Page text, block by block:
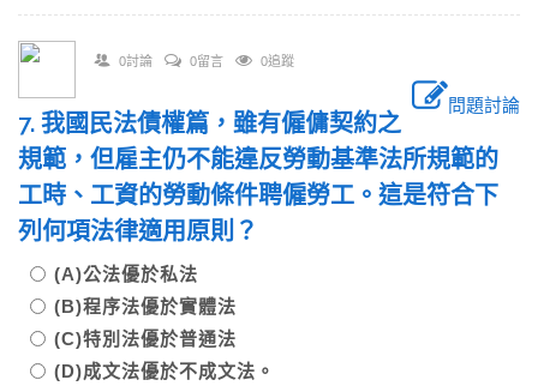
0討論 0留言 0追蹤
問題討論
7. 我國民法債權篇，雖有僱傭契約之
規範，但雇主仍不能違反勞動基準法所規範的
工時、工資的勞動條件聘僱勞工。這是符合下
列何項法律適用原則？
(A)公法優於私法
(B)程序法優於實體法
(C)特別法優於普通法
(D)成文法優於不成文法。